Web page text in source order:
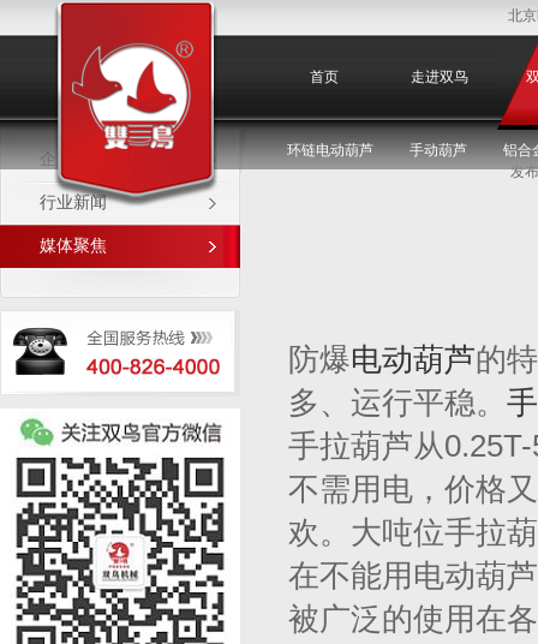
北
首页 走进双鸟
环链电动葫芦 手动葫芦 铝合
媒体聚焦
企业新闻
行业新闻
媒体聚焦
发
防爆电动葫芦的
多、运行平稳。
手拉葫芦从
不需用电，价格
欢。大吨位手拉
在不能用电动葫
被广泛的使用在